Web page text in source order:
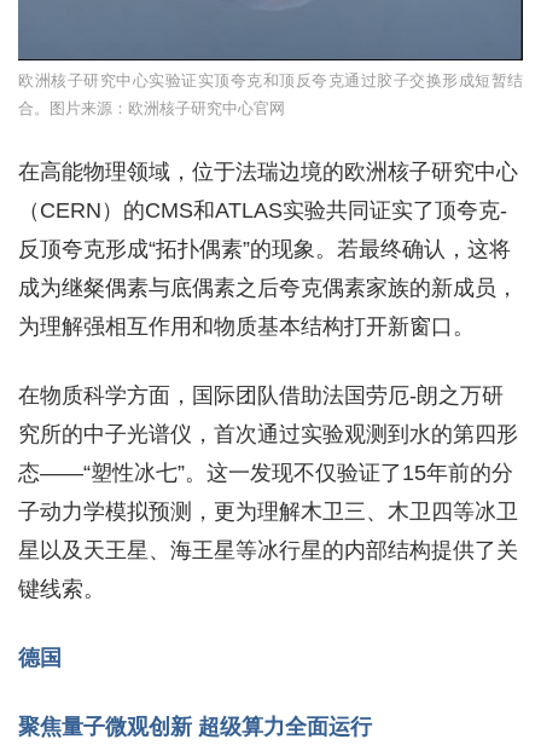
欧洲核子研究中心实验证实顶夸克和顶反夸克通过胶子交换形成短暂结
合。图片来源：欧洲核子研究中心官网
在高能物理领域，位于法瑞边境的欧洲核子研究中心
（CERN）的CMS和ATLAS实验共同证实了顶夸克-
反顶夸克形成“拓扑偶素”的现象。若最终确认，这将
成为继粲偶素与底偶素之后夸克偶素家族的新成员，
为理解强相互作用和物质基本结构打开新窗口。
在物质科学方面，国际团队借助法国劳厄-朗之万研
究所的中子光谱仪，首次通过实验观测到水的第四形
态——“塑性冰七”。这一发现不仅验证了15年前的分
子动力学模拟预测，更为理解木卫三、木卫四等冰卫
星以及天王星、海王星等冰行星的内部结构提供了关
键线索。
德国
聚焦量子微观创新 超级算力全面运行